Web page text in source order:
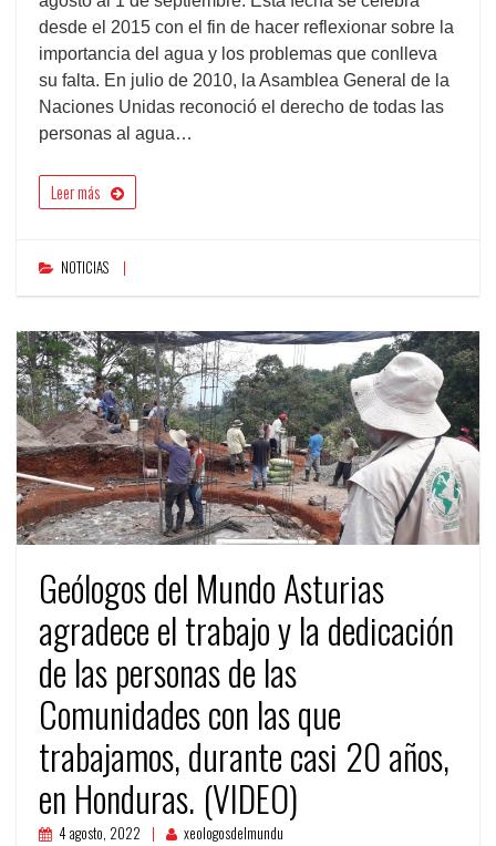
desde el 2015 con el fin de hacer reflexionar sobre la
importancia del agua y los problemas que conlleva
su falta. En julio de 2010, la Asamblea General de la
Naciones Unidas reconoció el derecho de todas las
personas al agua…
Leer más
NOTICIAS
Geólogos del Mundo Asturias
agradece el trabajo y la dedicación
de las personas de las
Comunidades con las que
trabajamos, durante casi 20 años,
en Honduras. (VIDEO)
4 agosto, 2022 xeologosdelmundu